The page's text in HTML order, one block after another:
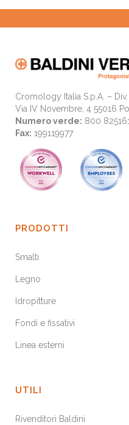
Cromology Italia S.p.A. –
Via IV Novembre, 4 55016
Numero verde: 800
Fax: 199119977
PRODOTTI
Smalti
Legno
Idropitture
Fondi e fissativi
Linea esterni
UTILI
Rivenditori Baldini